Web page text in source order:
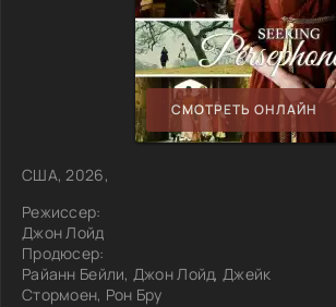
СМОТРЕТЬ ОНЛАЙН
США, 2026,
Режиссер:
Джон Лойд
Продюсер:
Райанн Бейли, Джон Лойд, Джейк
Стормоен, Рон Бру